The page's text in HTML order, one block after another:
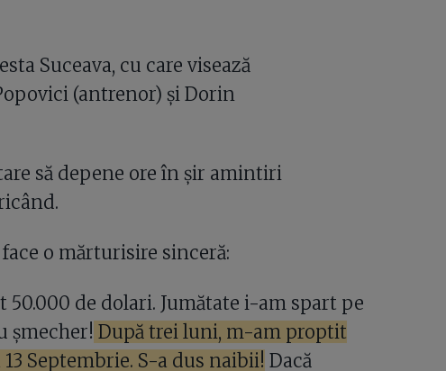
Suceava, cu care visează
(antrenor) și Dorin
să depene ore în șir amintiri
o mărturisire sinceră:
50.000 de dolari. Jumătate i-am spart pe
șmecher! După trei luni, m-am proptit
Septembrie. S-a dus naibii! Dacă